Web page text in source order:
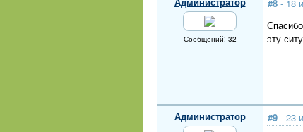
Сообщений: 32
#8 - 18
эту
Администратор #9 - 23